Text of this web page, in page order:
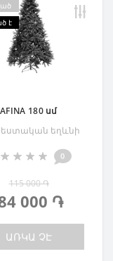
է
AFINA 180 սմ
եղևնի
0
115 000 ֏
000 ֏
ԱՌԿԱ ՉԷ